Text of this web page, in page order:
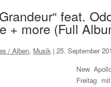
feat.
+ more (Full
/ Alben, Musik |25. September
New
Freitag